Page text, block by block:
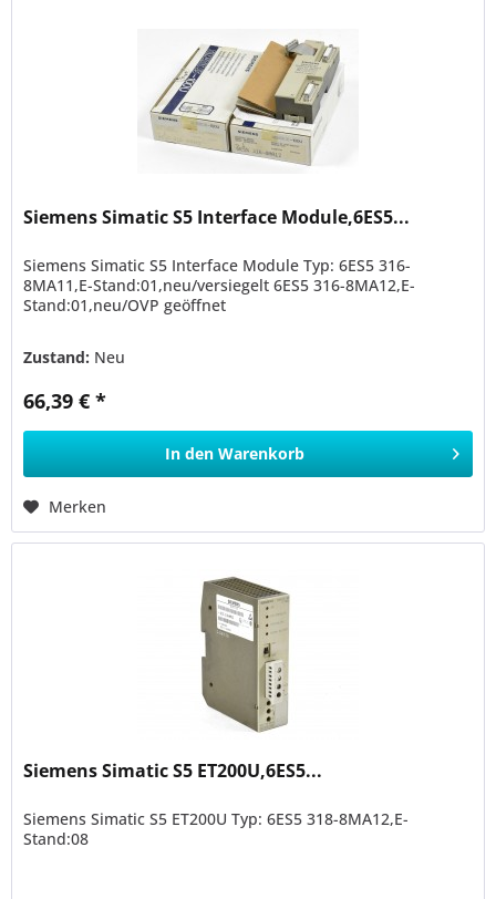
Siemens Simatic S5 Interface Module,6ES5...
Siemens Simatic S5 Interface Module Typ: 6ES5 316-
8MA11,E-Stand:01,neu/versiegelt 6ES5 316-8MA12,E-
Stand:01,neu/OVP geöffnet
Zustand: Neu
66,39 € *
In den Warenkorb
Merken
Siemens Simatic S5 ET200U,6ES5...
Siemens Simatic S5 ET200U Typ: 6ES5 318-8MA12,E-
Stand:08